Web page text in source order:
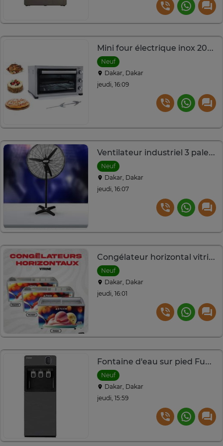
Mini four électrique inox 20L cuisson rapide
Neuf
Dakar, Dakar
jeudi, 16:09
Ventilateur industriel 3 pales Smart Technology STV3001C
Neuf
Dakar, Dakar
jeudi, 16:07
Congélateur horizontal vitrine Astech FH500V 12 mois
Neuf
Dakar, Dakar
jeudi, 16:01
Fontaine d'eau sur pied FunTok 3 robinets gris
Neuf
Dakar, Dakar
jeudi, 15:59